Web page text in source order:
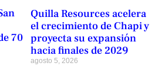
70
Quilla Resources acelera
el crecimiento de Chapi y
proyecta su expansión
hacia finales de 2029
agosto 5, 2026